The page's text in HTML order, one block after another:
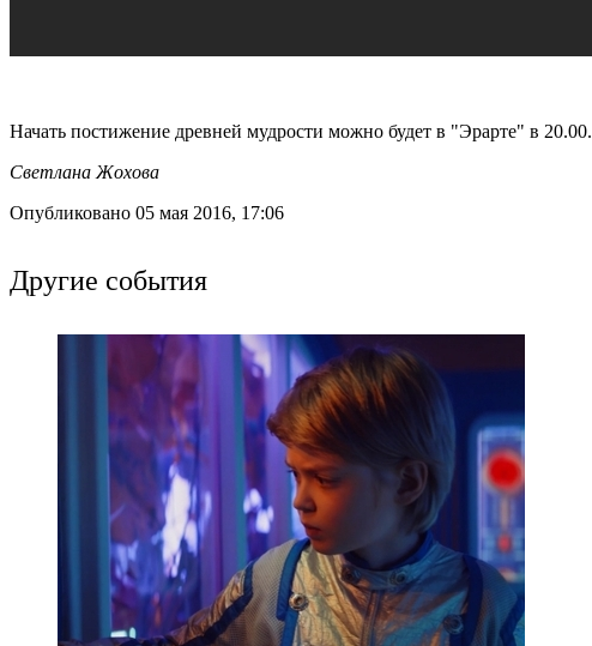
Начать постижение древней мудрости можно будет в "Эрарте" в 20.00.
Светлана Жохова
Опубликовано 05 мая 2016, 17:06
Другие события